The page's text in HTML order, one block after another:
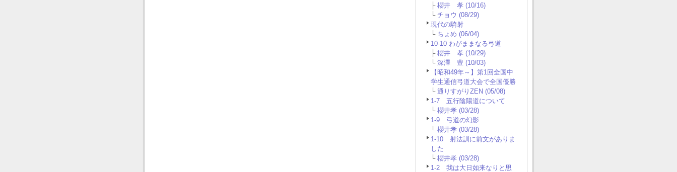
├ 櫻井 孝 (10/16)
└ チョウ (08/29)
現代の騎射
└ ちょめ (06/04)
10-10 わがままなる弓道
├ 櫻井 孝 (10/29)
└ 深澤 豊 (10/03)
【昭和49年～】第1回全国中
学生通信弓道大会で全国優勝
└ 通りすがりZEN (05/08)
1-7 五行陰陽道について
└ 櫻井孝 (03/28)
1-9 弓道の幻影
└ 櫻井孝 (03/28)
1-10 射法訓に前文がありま
した
└ 櫻井孝 (03/28)
1-2 我は大日如来なりと思